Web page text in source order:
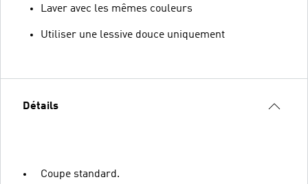
Laver avec les mêmes couleurs
Utiliser une lessive douce uniquement
Détails
Coupe standard.